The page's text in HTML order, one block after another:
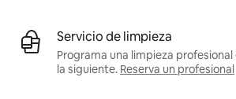
Servicio de limpieza
Programa una limpieza
la siguiente. Reserva un profesional